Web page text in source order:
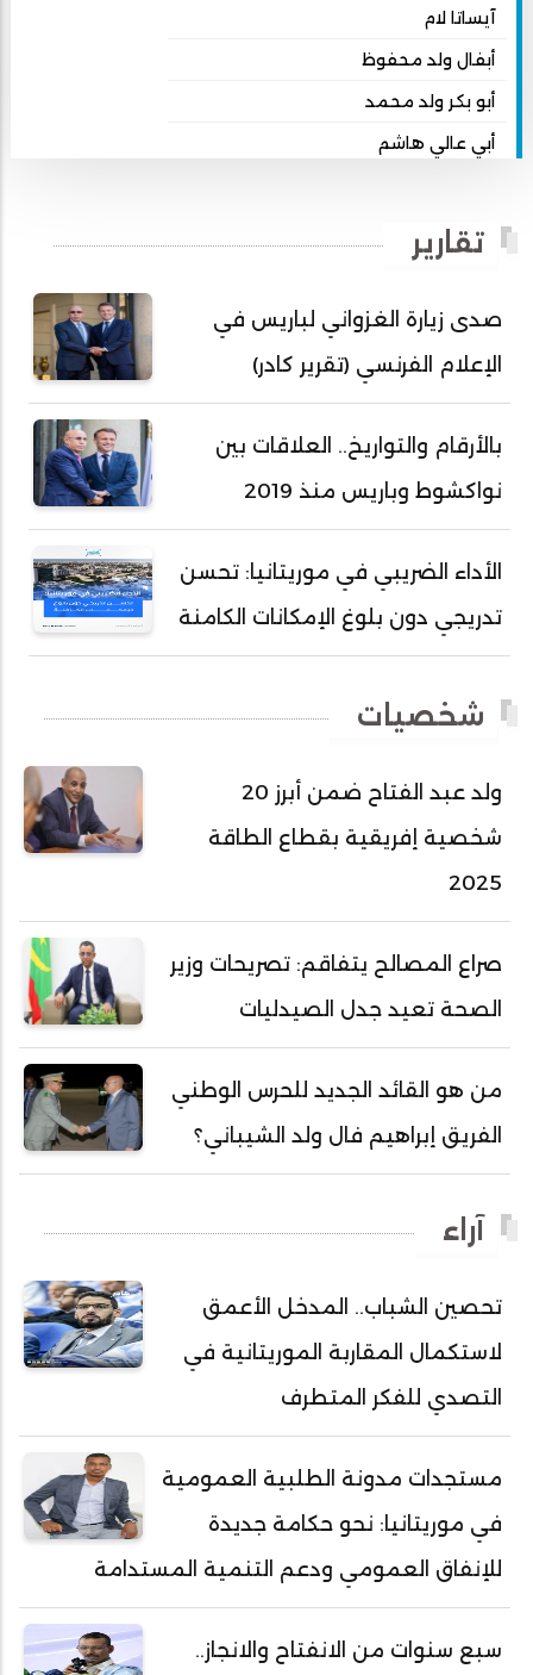
آيساتا لام
أبفال ولد محفوظ
أبو بكر ولد محمد
أبي عالي هاشم
أحمد بداه
أحمد دداهي مختار
أحمد زيدان ولد محمد محمود
أحمد سالم بكار
أحمد سالم ولد بده
أحمد سالم ولد بكار
أحمد سيد أحمد أج
أحمد طالب ولد محمد
أحمد عبد الله أحمد مسكه
أحمد محفوظ حسني
أحمد محمد عبدالرحمن أمين
أحمد محمود محمد المامي النيسان
أحمد هارون الشيخ سيديا
أحمد ولد آبه
أحمد ولد الديه
أحمد ولد السالك
أحمد ولد باهيه
أحمد ولد داداه
أحمد ولد علال
أحمد ولد محمد ديدي
أحمد ولد محمدو
أحمد ولد نافع
أحمد ولد يحيى
أحمدا كلي
أحمدسالم ولد العربي
أحمدنا ولد سيد أب
تقارير
صدى زيارة الغزواني لباريس في
الإعلام الفرنسي (تقرير كادر)
بالأرقام والتواريخ.. العلاقات بين
نواكشوط وباريس منذ 2019
الأداء الضريبي في موريتانيا: تحسن
تدريجي دون بلوغ الإمكانات الكامنة
شخصيات
ولد عبد الفتاح ضمن أبرز 20
شخصية إفريقية بقطاع الطاقة
2025
صراع المصالح يتفاقم: تصريحات وزير
الصحة تعيد جدل الصيدليات
من هو القائد الجديد للحرس الوطني
الفريق إبراهيم فال ولد الشيباني؟
آراء
تحصين الشباب.. المدخل الأعمق
لاستكمال المقاربة الموريتانية في
التصدي للفكر المتطرف
مستجدات مدونة الطلبية العمومية
في موريتانيا: نحو حكامة جديدة
للإنفاق العمومي ودعم التنمية المستدامة
سبع سنوات من الانفتاح والانجاز..